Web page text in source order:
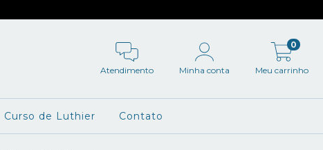
Atendimento Minha conta Meu carrinho
0
Curso de Luthier Contato